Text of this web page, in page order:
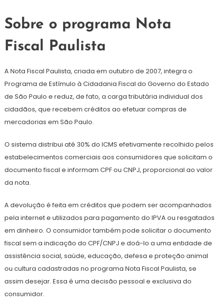
​Sobre o programa Nota
Fiscal Paulista​​​
A Nota Fiscal Paulista, criada em outubro de 2007, integra o
Programa de Estímulo à Cidadania Fiscal do Governo do Estado
de São Paulo e reduz, de fato, a carga tributária individual dos
cidadãos, que recebem créditos ao efetuar compras de
mercadorias em São Paulo.
O sistema distribui até 30% do ICMS efetivamente recolhido pelos
estabelecimentos comerciais aos consumidores que solicitam o
documento fiscal e informam CPF ou CNPJ, proporcional ao valor
da nota.
A devolução é feita em créditos que podem ser acompanhados
pela internet e utilizados para pagamento do IPVA ou resgatados
em dinheiro. O consumidor também pode solicitar o documento
fiscal sem a indicação do CPF/CNPJ e doá-lo a uma entidade de
assistência social, saúde, educação, defesa e proteção animal
ou cultura cadastradas no programa Nota Fiscal Paulista, se
assim desejar. Essa é uma decisão pessoal e exclusiva do
consumidor.